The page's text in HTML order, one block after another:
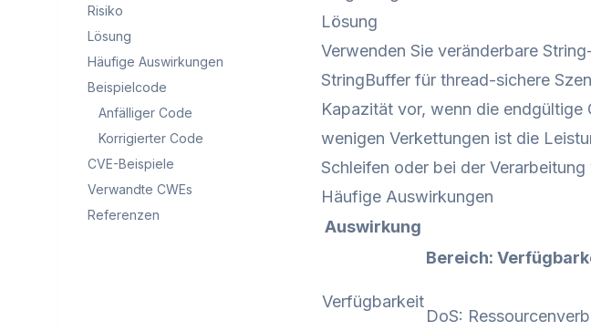
Risiko
Lösung
Häufige Auswirkungen
Beispielcode
Anfälliger Code
Korrigierter Code
CVE-Beispiele
Verwandte CWEs
Referenzen
Lösung
Verwenden Sie veränderbare
StringBuffer für thread-sichere
Kapazität vor, wenn die
wenigen Verkettungen ist die
Schleifen oder bei der
Häufige Auswirkungen
Auswirkung
Verfügbarkeit
Bereich:
DoS: